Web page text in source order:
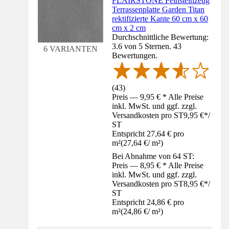
6 VARIANTEN
Terrassenplatte Garden Titan
rektifizierte Kante 60 cm x 60
cm x 2 cm
Durchschnittliche Bewertung:
3.6 von 5 Sternen. 43
Bewertungen.
(43)
Preis — 9,95 € * Alle Preise
inkl. MwSt. und ggf. zzgl.
Versandkosten pro ST9,95 €*/
ST
Entspricht 27,64 € pro
m²(27,64 €/ m²)
Bei Abnahme von 64 ST:
Preis — 8,95 € * Alle Preise
inkl. MwSt. und ggf. zzgl.
Versandkosten pro ST8,95 €*/
ST
Entspricht 24,86 € pro
m²(24,86 €/ m²)